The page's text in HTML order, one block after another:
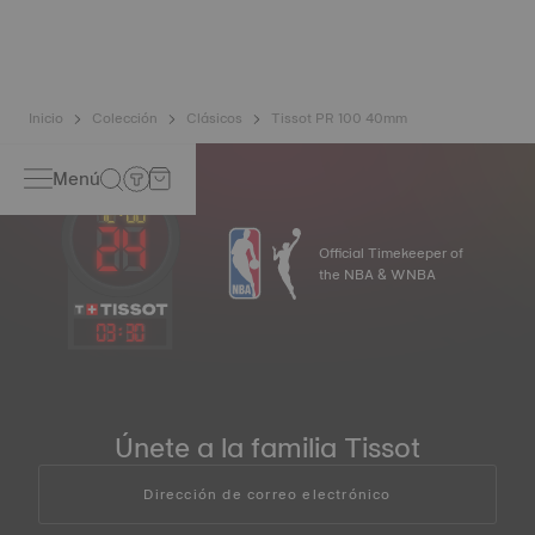
Inicio Colección Clásicos Tissot PR 100 40mm
Menú
03: 30
Official Timekeeper of
the NBA & WNBA
Únete a la familia Tissot
Dirección de correo electrónico